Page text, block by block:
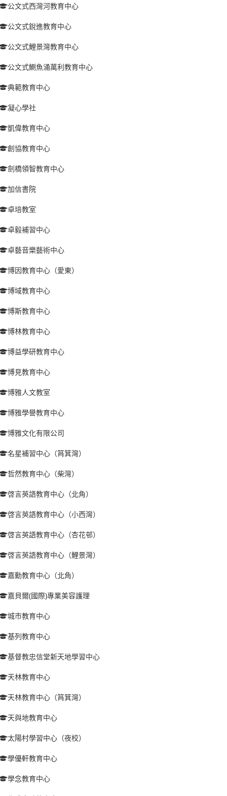
公文式西灣河教育中心
公文式銳進教育中心
公文式鯉景灣教育中心
公文式鰂魚涌萬利教育中心
典範教育中心
凝心學社
凱偉教育中心
創協教育中心
劍橋領智教育中心
加信書院
卓培教室
卓毅補習中心
卓藝音樂藝術中心
博因教育中心（愛東）
博域教育中心
博斯教育中心
博林教育中心
博益學研教育中心
博見教育中心
博雅人文教室
博雅學譽教育中心
博雅文化有限公司
名星補習中心（筲箕灣）
哲然教育中心（柴灣）
啓言英語教育中心（北角）
啓言英語教育中心（小西灣）
啓言英語教育中心（杏花邨）
啓言英語教育中心（鯉景灣）
嘉勳教育中心（北角）
嘉貝爾(國際)專業美容護理
城市教育中心
基列教育中心
基督教忠信堂新天地學習中心
天林教育中心
天林教育中心（筲箕灣）
天與地教育中心
太陽村學習中心（夜校）
學優軒教育中心
學念教育中心